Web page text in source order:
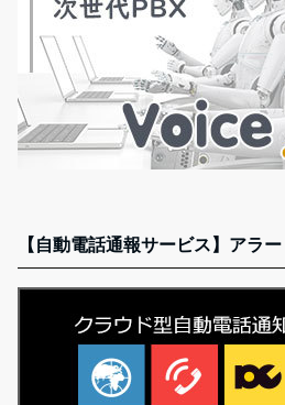
【自動電話通報サービス】アラ